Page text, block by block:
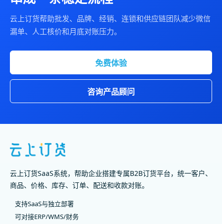
云上订货帮助批发、品牌、经销、连锁和供应链团队减少微信
漏单、人工核价和月底对账压力。
免费体验
咨询产品顾问
云上订货SaaS系统，帮助企业搭建专属B2B订货平台，统一客户、
商品、价格、库存、订单、配送和收款对账。
支持SaaS与独立部署
可对接ERP/WMS/财务